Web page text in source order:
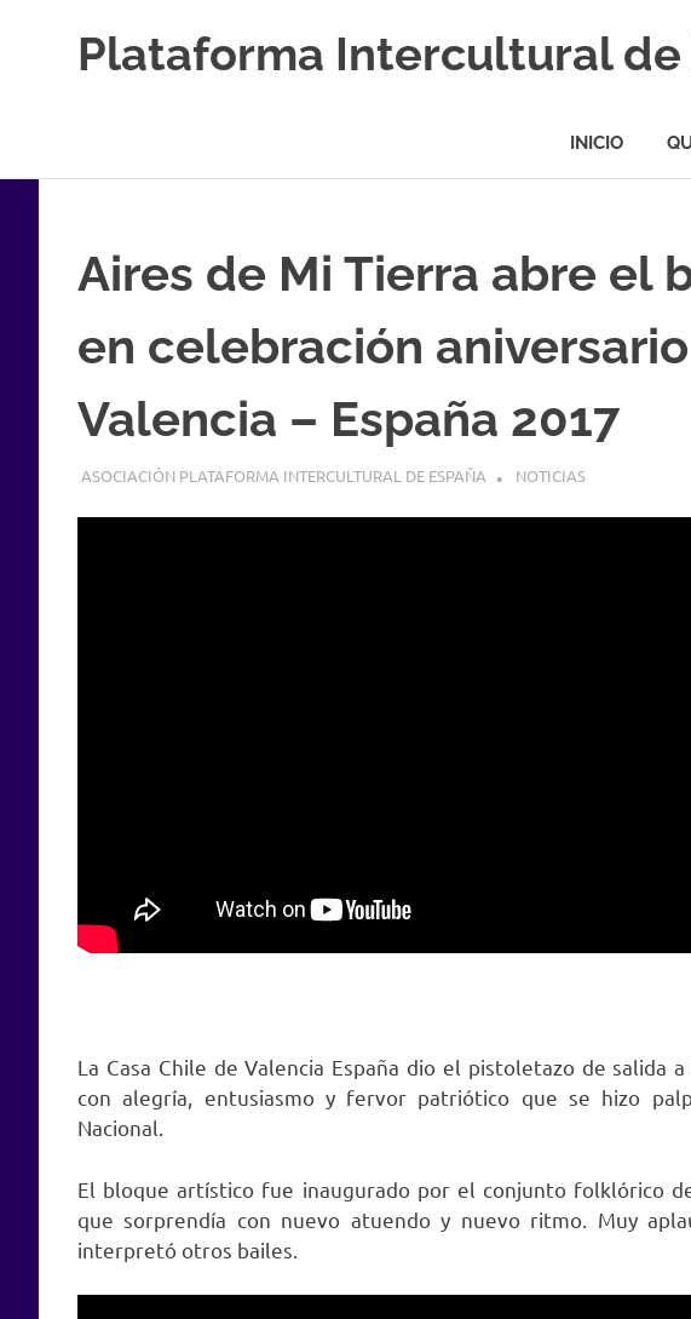
contenidoPlataforma Intercultural de
Culturas
INICIO
Aires de Mi Tierra abre el
en celebración
Valencia – España 2017
4 OCTUBRE, 2017
ASOCIACIÓN PLATAFORMA INTERCULTURAL DE ESPAÑA NOTICIAS
La Casa Chile de Valencia España dio el pistoletazo de salida
con alegría, entusiasmo y fervor patriótico que se hizo
Nacional.
El bloque artístico fue inaugurado por el conjunto folklórico
que sorprendía con nuevo atuendo y nuevo ritmo. Muy
interpretó otros bailes.